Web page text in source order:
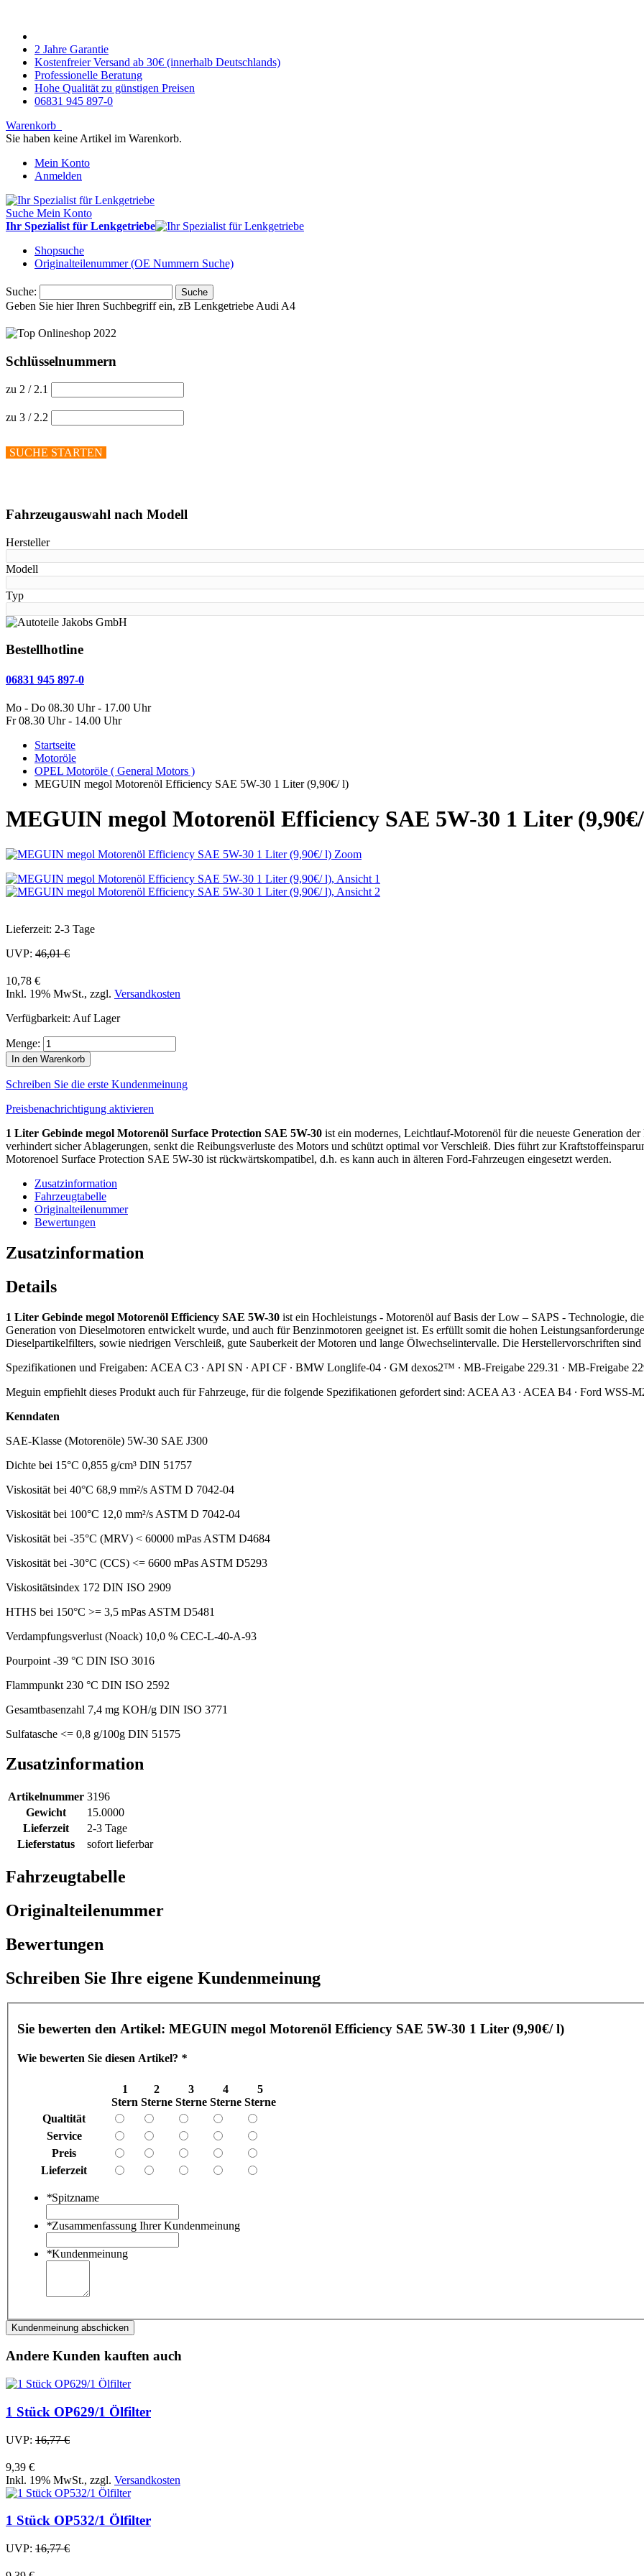
2 Jahre Garantie
Kostenfreier Versand ab 30€ (innerhalb Deutschlands)
Professionelle Beratung
Hohe Qualität zu günstigen Preisen
06831 945 897-0
Warenkorb
Sie haben keine Artikel im Warenkorb.
Mein Konto
Anmelden
Suche Mein Konto
Ihr Spezialist für Lenkgetriebe
Shopsuche
Originalteilenummer (OE Nummern Suche)
Suche: Suche
Geben Sie hier Ihren Suchbegriff ein, zB Lenkgetriebe Audi A4
Schlüsselnummern
zu 2 / 2.1
zu 3 / 2.2
SUCHE STARTEN
Fahrzeugauswahl nach Modell
Hersteller
Modell
Typ
Bestellhotline
06831 945 897-0
Mo - Do 08.30 Uhr - 17.00 Uhr
Fr 08.30 Uhr - 14.00 Uhr
Startseite
Motoröle
OPEL Motoröle ( General Motors )
MEGUIN megol Motorenöl Efficiency SAE 5W-30 1 Liter (9,90€/ l)
MEGUIN megol Motorenöl Efficiency SAE 5W-30 1 Liter
Zoom
Lieferzeit: 2-3 Tage
UVP: 46,01 €
10,78 €
Inkl. 19% MwSt., zzgl. Versandkosten
Verfügbarkeit: Auf Lager
Menge:
In den Warenkorb
Schreiben Sie die erste Kundenmeinung
Preisbenachrichtigung aktivieren
1 Liter Gebinde megol Motorenöl Surface Protection SAE 5W-30 ist ein modernes, Leichtlauf-Motorenöl für die neueste Generation
verhindert sicher Ablagerungen, senkt die Reibungsverluste des Motors und schützt optimal vor Verschleiß. Dies führt zur
Motorenoel Surface Protection SAE 5W-30 ist rückwärtskompatibel, d.h. es kann auch in älteren Ford-Fahrzeugen eingesetzt werden.
Zusatzinformation
Fahrzeugtabelle
Originalteilenummer
Bewertungen
Zusatzinformation
Details
1 Liter Gebinde megol Motorenöl Efficiency SAE 5W-30 ist ein Hochleistungs - Motorenöl auf Basis der Low – SAPS - Technologie,
Generation von Dieselmotoren entwickelt wurde, und auch für Benzinmotoren geeignet ist. Es erfüllt somit die hohen
Dieselpartikelfilters, sowie niedrigen Verschleiß, gute Sauberkeit der Motoren und lange Ölwechselintervalle. Die Herstellervorschriften sind
Spezifikationen und Freigaben: ACEA C3 ∙ API SN ∙ API CF ∙ BMW Longlife-04 ∙ GM dexos2™ ∙ MB-Freigabe 229.31 ∙ MB-Freigabe
Meguin empfiehlt dieses Produkt auch für Fahrzeuge, für die folgende Spezifikationen gefordert sind: ACEA A3 ∙ ACEA B4 ∙ Ford WSS-
Kenndaten
SAE-Klasse (Motorenöle) 5W-30 SAE J300
Dichte bei 15°C 0,855 g/cm³ DIN 51757
Viskosität bei 40°C 68,9 mm²/s ASTM D 7042-04
Viskosität bei 100°C 12,0 mm²/s ASTM D 7042-04
Viskosität bei -35°C (MRV) < 60000 mPas ASTM D4684
Viskosität bei -30°C (CCS) <= 6600 mPas ASTM D5293
Viskositätsindex 172 DIN ISO 2909
HTHS bei 150°C >= 3,5 mPas ASTM D5481
Verdampfungsverlust (Noack) 10,0 % CEC-L-40-A-93
Pourpoint -39 °C DIN ISO 3016
Flammpunkt 230 °C DIN ISO 2592
Gesamtbasenzahl 7,4 mg KOH/g DIN ISO 3771
Sulfatasche <= 0,8 g/100g DIN 51575
Zusatzinformation
Artikelnummer 3196
Gewicht
15.0000
Lieferzeit
2-3 Tage
Lieferstatus
sofort lieferbar
Fahrzeugtabelle
Originalteilenummer
Bewertungen
Schreiben Sie Ihre eigene Kundenmeinung
Sie bewerten den Artikel: MEGUIN megol Motorenöl Efficiency SAE 5W-30 1 Liter (9,90€/ l)
Wie bewerten Sie diesen Artikel? *
1
Stern
2
Sterne
3
Sterne
4
Sterne
5
Sterne
Qualtität
Service
Preis
Lieferzeit
*Spitzname
*Zusammenfassung Ihrer Kundenmeinung
*Kundenmeinung
Kundenmeinung abschicken
Andere Kunden kauften auch
1 Stück OP629/1 Ölfilter
UVP: 16,77 €
9,39 €
Inkl. 19% MwSt., zzgl. Versandkosten
1 Stück OP532/1 Ölfilter
UVP: 16,77 €